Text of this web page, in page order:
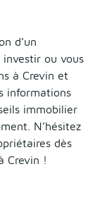
d’un
ou vous
à Crevin et
informations
immobilier
N’hésitez
dès
Crevin !